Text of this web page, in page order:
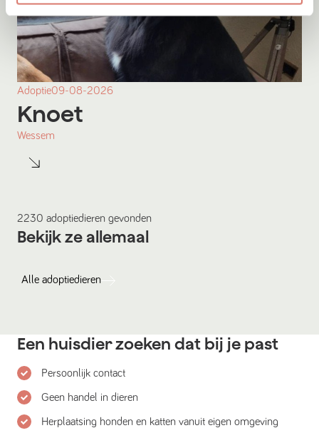
Adoptie09-08-2026
Knoet
Wessem
2230 adoptiedieren gevonden
Bekijk ze allemaal
Alle adoptiedieren
Een huisdier zoeken dat bij je past
Persoonlijk contact
Geen handel in dieren
Herplaatsing honden en katten vanuit eigen omgeving